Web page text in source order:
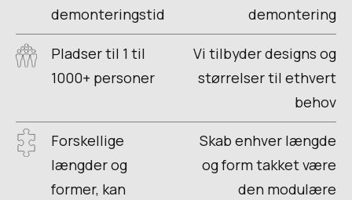
demonteringstid
demontering
Pladser til 1 til
1000+ personer
Vi tilbyder designs og
størrelser til ethvert
behov
Forskellige
længder og
former, kan
Skab enhver længde
og form takket være
den modulære